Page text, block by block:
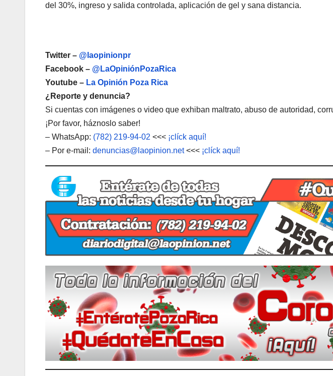
del 30%, ingreso y salida controlada, aplicación de gel y sana distancia.
Twitter – @laopinionpr
Facebook – @LaOpiniónPozaRica
Youtube – La Opinión Poza Rica
¿Reporte y denuncia?
Si cuentas con imágenes o video que exhiban maltrato, abuso de autoridad,
¡Por favor, háznoslo saber!
– WhatsApp: (782) 219-94-02 <<< ¡clíck aquí!
– Por e-mail: denuncias@laopinion.net<<< ¡clíck aquí!